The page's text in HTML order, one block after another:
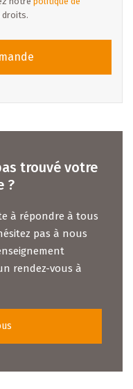
droits.
trouvé votre
?
à répondre à tous
pas à nous
rendez-vous à